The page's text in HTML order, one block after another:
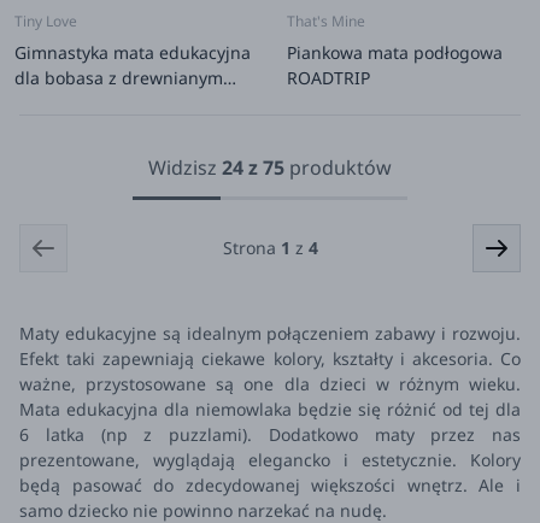
Tiny Love
Gimnastyka mata edukacyjna
dla bobasa z drewnianym
That's Mine
Piankowa mata podłogowa
ROADTRIP
Widzisz 24z75 produktów
Strona 1 z 4
Maty edukacyjne są idealnym połączeniem zabawy i rozwoju.
Efekt taki zapewniają ciekawe kolory, kształty i akcesoria. Co
ważne, przystosowane są one dla dzieci w różnym wieku.
Mata edukacyjna dla niemowlaka będzie się różnić od tej dla
6 latka (np z puzzlami). Dodatkowo maty przez nas
prezentowane, wyglądają elegancko i estetycznie. Kolory
będą pasować do zdecydowanej większości wnętrz. Ale i
samo dziecko nie powinno narzekać na nudę.